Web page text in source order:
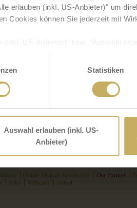
erlauben (inkl. US-Anbieter)" um
Cookies können Sie jederzeit mit
ein, dass auch Anbieter in
Daten durch US-Behörden zu
Diensten finden Sie in unserer
Statistiken
Auswahl erlauben (inkl. US-
Anbieter)
Online Dispute Resolution Our Partner
Jobs Webcam Arrival